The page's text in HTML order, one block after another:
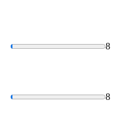
8
8